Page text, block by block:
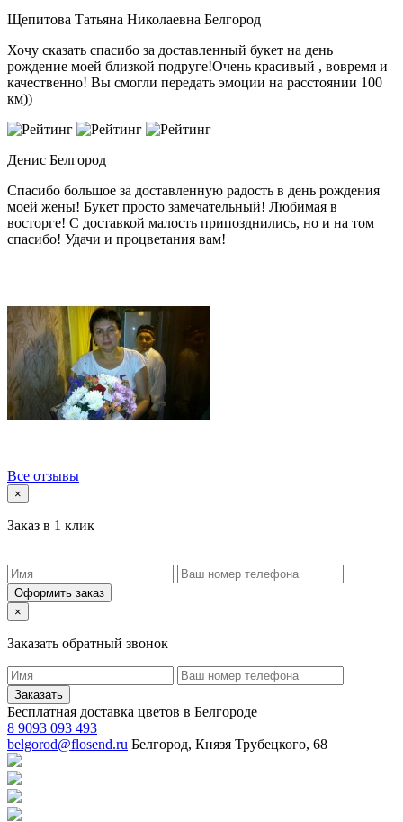
Щепитова Татьяна Николаевна Белгород
Хочу сказать спасибо за доставленный букет на день
рождение моей близкой подруге!Очень красивый , вовремя и
качественно! Вы смогли передать эмоции на расстоянии 100
км))
Денис Белгород
Спасибо большое за доставленную радость в день рождения
моей жены! Букет просто замечательный! Любимая в
восторге! С доставкой малость припозднились, но и на том
спасибо! Удачи и процветания вам!
Все отзывы
×
Заказ в 1 клик
Оформить заказ
×
Заказать обратный звонок
Заказать
Бесплатная доставка цветов в Белгороде
8 9093 093 493
belgorod@flosend.ru Белгород, Князя Трубецкого, 68